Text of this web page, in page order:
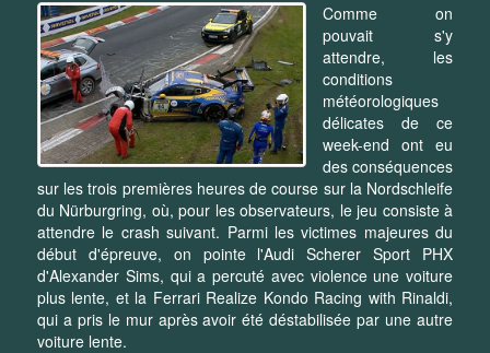
Comme on
pouvait s'y
attendre, les
conditions
météorologiques
délicates de ce
week-end ont eu
des conséquences
sur les trois premières heures de course sur la Nordschleife
du Nürburgring, où, pour les observateurs, le jeu consiste à
attendre le crash suivant. Parmi les victimes majeures du
début d'épreuve, on pointe l'Audi Scherer Sport PHX
d'Alexander Sims, qui a percuté avec violence une voiture
plus lente, et la Ferrari Realize Kondo Racing with Rinaldi,
qui a pris le mur après avoir été déstabilisée par une autre
voiture lente.